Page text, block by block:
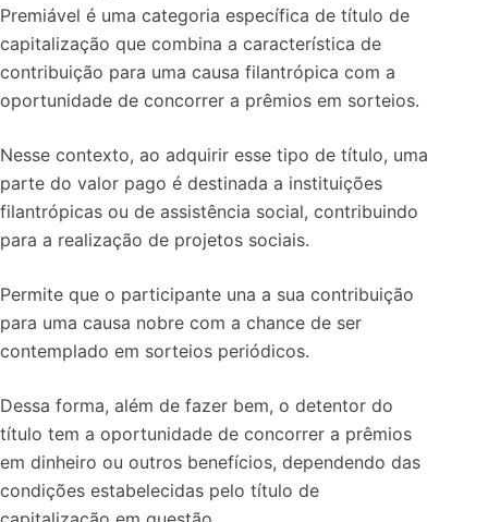
Premiável é uma categoria específica de título de
capitalização que combina a característica de
contribuição para uma causa filantrópica com a
oportunidade de concorrer a prêmios em sorteios.
Nesse contexto, ao adquirir esse tipo de título, uma
parte do valor pago é destinada a instituições
filantrópicas ou de assistência social, contribuindo
para a realização de projetos sociais.
Permite que o participante una a sua contribuição
para uma causa nobre com a chance de ser
contemplado em sorteios periódicos.
Dessa forma, além de fazer bem, o detentor do
título tem a oportunidade de concorrer a prêmios
em dinheiro ou outros benefícios, dependendo das
condições estabelecidas pelo título de